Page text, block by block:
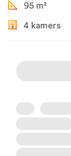
95 m²
4 kamers